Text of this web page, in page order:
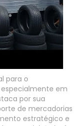
para o
em
por sua
de mercadorias
estratégico e